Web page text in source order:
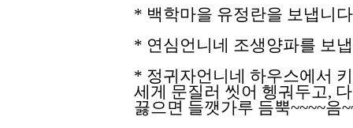
* 백학마을 유정란을 보냅니
* 연심언니네 조생양파를 보
* 정귀자언니네 하우스에서
세게 문질러 씻어 헹궈두고,
끓으면 들깻가루 듬뿍~~~~음